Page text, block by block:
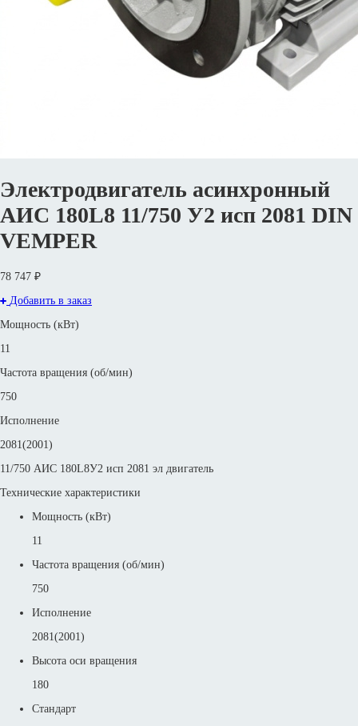
Электродвигатель асинхронный
АИС 180L8 11/750 У2 исп 2081 DIN
VEMPER
78 747 ₽
Добавить в заказ
Мощность (кВт)
11
Частота вращения (об/мин)
750
Исполнение
2081(2001)
11/750 АИС 180L8У2 исп 2081 эл двигатель
Технические характеристики
Мощность (кВт)
11
Частота вращения (об/мин)
750
Исполнение
2081(2001)
Высота оси вращения
180
Стандарт